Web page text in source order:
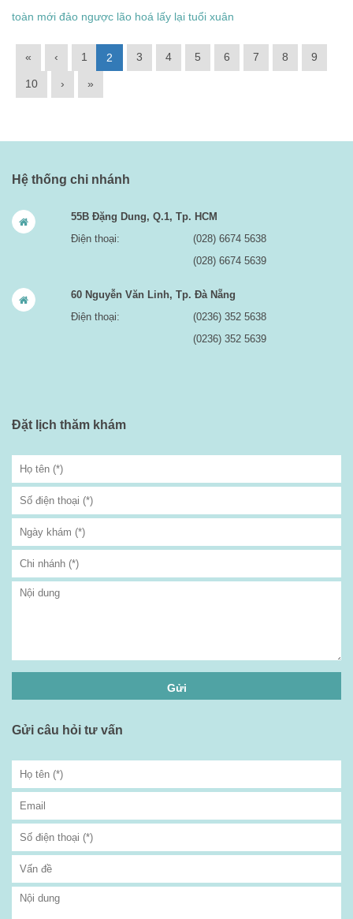
toàn mới đảo ngược lão hoá lấy lại tuổi xuân
« ‹ 1 2 3 4 5 6 7 8 9
10 › »
Hệ thống chi nhánh
55B Đặng Dung, Q.1, Tp. HCM
Điện thoại:
(028) 6674 5638
(028) 6674 5639
60 Nguyễn Văn Linh, Tp. Đà Nẵng
Điện thoại:
(0236) 352 5638
(0236) 352 5639
Đặt lịch thăm khám
Gửi câu hỏi tư vấn